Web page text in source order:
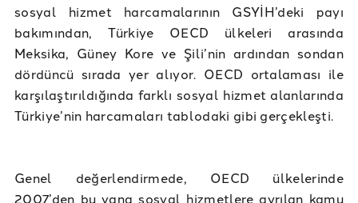
sosyal hizmet harcamalarının GSYİH’deki payı
bakımından, Türkiye OECD ülkeleri arasında
Meksika, Güney Kore ve Şili’nin ardından sondan
dördüncü sırada yer alıyor. OECD ortalaması ile
karşılaştırıldığında farklı sosyal hizmet alanlarında
Türkiye’nin harcamaları tablodaki gibi gerçekleşti.
Genel değerlendirmede, OECD ülkelerinde
2007’den bu yana sosyal hizmetlere ayrılan kamu